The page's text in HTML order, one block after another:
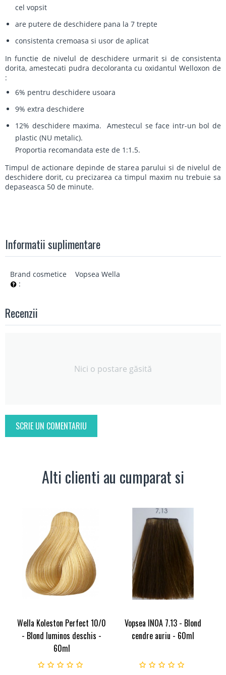
cel vopsit
are putere de deschidere pana la 7 trepte
consistenta cremoasa si usor de aplicat
In functie de nivelul de deschidere urmarit si de consistenta
dorita, amestecati pudra decoloranta cu oxidantul Welloxon de
:
6% pentru deschidere usoara
9% extra deschidere
12% deschidere maxima. Amestecul se face intr-un bol de
plastic (NU metalic).
Proportia recomandata este de 1:1.5.
Timpul de actionare depinde de starea parului si de nivelul de
deschidere dorit, cu precizarea ca timpul maxim nu trebuie sa
depaseasca 50 de minute.
Informatii suplimentare
Brand cosmetice
:
Vopsea Wella
Recenzii
Nici o postare găsită
SCRIE UN COMENTARIU
Alti clienti au cumparat si
Wella Koleston Perfect 10/0
- Blond luminos deschis -
60ml
Vopsea INOA 7.13 - Blond
cendre auriu - 60ml